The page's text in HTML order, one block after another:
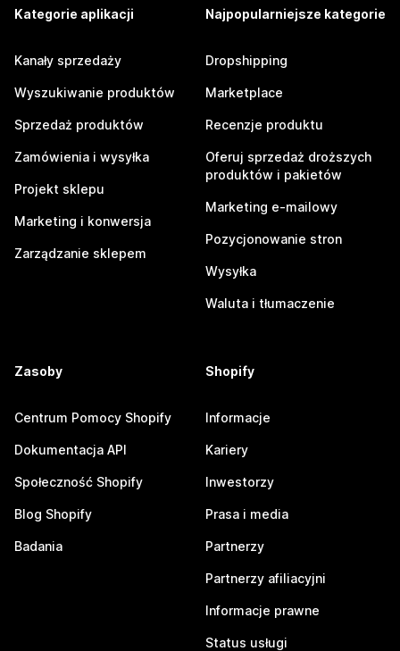
Kategorie aplikacji
Kanały sprzedaży
Wyszukiwanie produktów
Sprzedaż produktów
Zamówienia i wysyłka
Projekt sklepu
Marketing i konwersja
Zarządzanie sklepem
Najpopularniejsze kategorie
Dropshipping
Marketplace
Recenzje produktu
Oferuj sprzedaż droższych
produktów i pakietów
Marketing e-mailowy
Pozycjonowanie stron
Wysyłka
Waluta i tłumaczenie
Zasoby
Centrum Pomocy Shopify
Dokumentacja API
Społeczność Shopify
Blog Shopify
Badania
Shopify
Informacje
Kariery
Inwestorzy
Prasa i media
Partnerzy
Partnerzy afiliacyjni
Informacje prawne
Status usługi